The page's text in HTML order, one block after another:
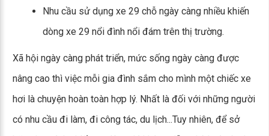
Nhu cầu sử dụng xe 29 chỗ ngày càng nhiều khiến
dòng xe 29 nổi đình nổi đám trên thị trường.
Xã hội ngày càng phát triển, mức sống ngày càng được
nâng cao thì việc mỗi gia đình sắm cho mình một chiếc xe
hơi là chuyện hoàn toàn hợp lý. Nhất là đối với những người
có nhu cầu đi làm, đi công tác, du lịch...Tuy nhiên, để sở